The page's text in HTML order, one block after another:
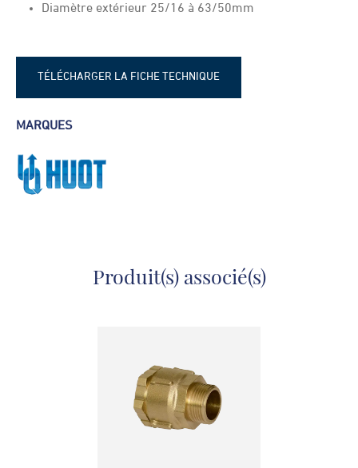
Diamètre extérieur 25/16 à 63/50mm
TÉLÉCHARGER LA FICHE TECHNIQUE
MARQUES
Produit(s) associé(s)